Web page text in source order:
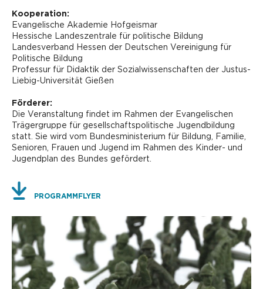
Kooperation:
Evangelische Akademie Hofgeismar
Hessische Landeszentrale für politische Bildung
Landesverband Hessen der Deutschen Vereinigung für
Politische Bildung
Professur für Didaktik der Sozialwissenschaften der Justus-
Liebig-Universität Gießen
Förderer:
Die Veranstaltung findet im Rahmen der Evangelischen
Trägergruppe für gesellschaftspolitische Jugendbildung
statt. Sie wird vom Bundesministerium für Bildung, Familie,
Senioren, Frauen und Jugend im Rahmen des Kinder- und
Jugendplan des Bundes gefördert.
PROGRAMMFLYER